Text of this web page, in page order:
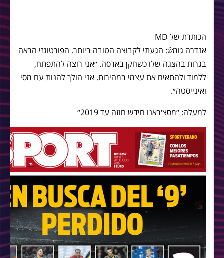
הכותרת של MD
אנדרה גומשֿ: הגעתי לקבוצה הטובה ביותר. הפורטוגזי הראה
בגרות בהצגה שלו כשחקן בארסה. ״אני רוצה להתפתח,
ללמוד ולהתאים את עצמי במהירות. אני הולך להנות עם מסי
ואינייסטה״.
למעלה: ״מסצ׳ראנו חידש חוזה עד 2019״